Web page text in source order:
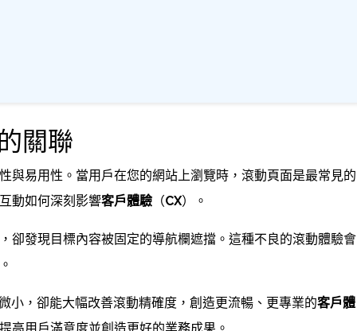
關聯
與易用性。當用戶在您的網站上瀏覽時，滾動頁面是最常見的
動如何深刻影響客戶體驗 （CX）。
卻發現目標內容被固定的導航欄遮擋。這種不良的滾動體驗會
小，卻能大幅改善滾動精確度，創造更流暢、更專業的客戶體